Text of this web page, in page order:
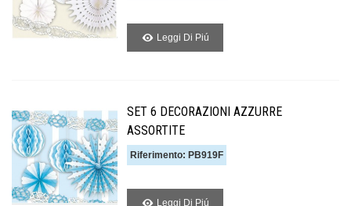
Leggi Di Piú
SET 6 DECORAZIONI AZZURRE
ASSORTITE
Riferimento: PB919F
Leggi Di Piú